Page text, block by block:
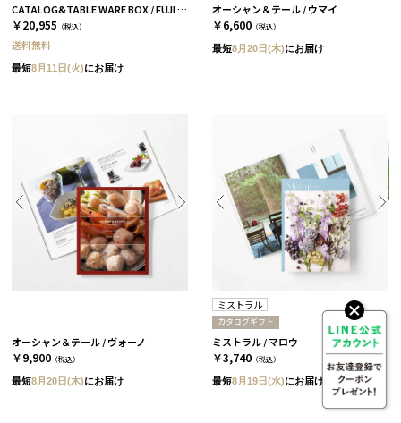
CATALOG&TABLE WARE BOX / FUJI / 紅白 / 全5種 維-C
￥20,955 （税込）
送料無料
最短8月11日(火)にお届け
オーシャン＆テール / ウマイ
￥6,600 （税込）
最短8月20日(木)にお届け
オーシャン＆テール / ヴォーノ
￥9,900 （税込）
最短8月20日(木)にお届け
ミストラル
カタログギフト
ミストラル / マロウ
￥3,740 （税込）
最短8月19日(水)にお届け